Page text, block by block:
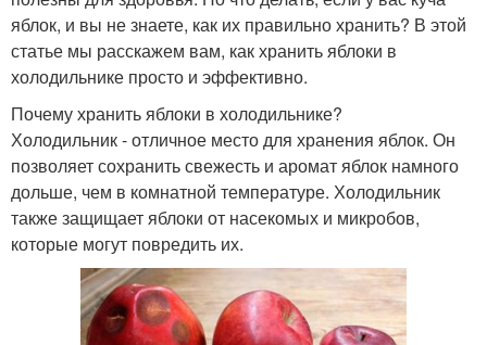
яблок, и вы не знаете, как их правильно хранить? В этой
статье мы расскажем вам, как хранить яблоки в
холодильнике просто и эффективно.
Почему хранить яблоки в холодильнике?
Холодильник - отличное место для хранения яблок. Он
позволяет сохранить свежесть и аромат яблок намного
дольше, чем в комнатной температуре. Холодильник
также защищает яблоки от насекомых и микробов,
которые могут повредить их.